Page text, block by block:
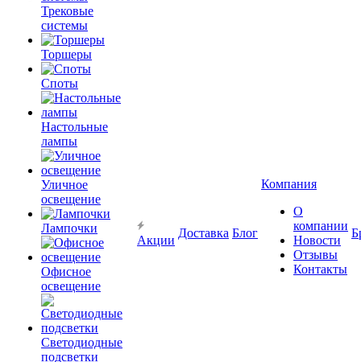
Трековые
системы
Торшеры
Споты
Настольные
лампы
Уличное
освещение
Лампочки
Офисное
освещение
Светодиодные
подсветки
Акции
Доставка Блог
Компания
О
компании
Новости
Отзывы
Контакты